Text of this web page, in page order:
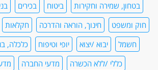
בטחון, שמירה וחקירות
ביטוח בכירים
חוק ומשפט
חינוך, הוראה והדרכה חקלאות
חשמל
יבוא /יצוא יופי וטיפוח
כלכלה,
כללי /ללא הכשרה
מדעי החברה